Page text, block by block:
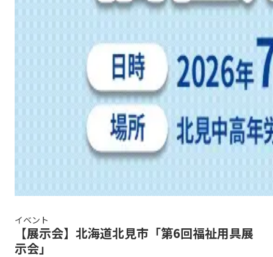
イベント
【展示会】北海道北見市「第6回福祉用具展
示会」